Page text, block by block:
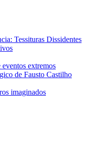
Tessituras Dissidentes
extremos
de Fausto Castilho
imaginados